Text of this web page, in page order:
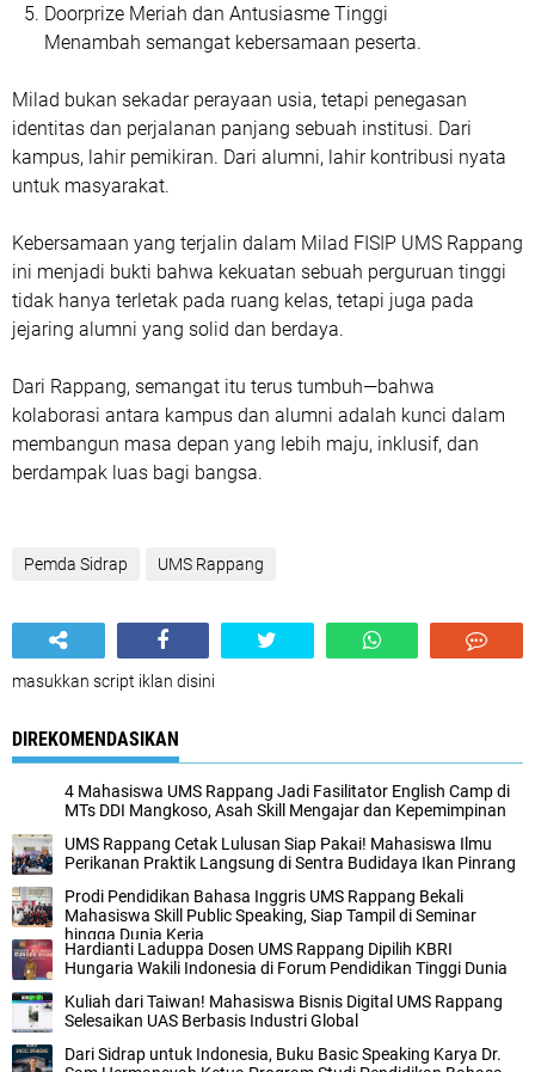
Doorprize Meriah dan Antusiasme Tinggi
Menambah semangat kebersamaan peserta.
Milad bukan sekadar perayaan usia, tetapi penegasan
identitas dan perjalanan panjang sebuah institusi. Dari
kampus, lahir pemikiran. Dari alumni, lahir kontribusi nyata
untuk masyarakat.
Kebersamaan yang terjalin dalam Milad FISIP UMS Rappang
ini menjadi bukti bahwa kekuatan sebuah perguruan tinggi
tidak hanya terletak pada ruang kelas, tetapi juga pada
jejaring alumni yang solid dan berdaya.
Dari Rappang, semangat itu terus tumbuh—bahwa
kolaborasi antara kampus dan alumni adalah kunci dalam
membangun masa depan yang lebih maju, inklusif, dan
berdampak luas bagi bangsa.
Pemda Sidrap UMS Rappang
masukkan script iklan disini
DIREKOMENDASIKAN
4 Mahasiswa UMS Rappang Jadi Fasilitator English Camp di
MTs DDI Mangkoso, Asah Skill Mengajar dan Kepemimpinan
UMS Rappang Cetak Lulusan Siap Pakai! Mahasiswa Ilmu
Perikanan Praktik Langsung di Sentra Budidaya Ikan Pinrang
Prodi Pendidikan Bahasa Inggris UMS Rappang Bekali
Mahasiswa Skill Public Speaking, Siap Tampil di Seminar
hingga Dunia Kerja
Hardianti Laduppa Dosen UMS Rappang Dipilih KBRI
Hungaria Wakili Indonesia di Forum Pendidikan Tinggi Dunia
Kuliah dari Taiwan! Mahasiswa Bisnis Digital UMS Rappang
Selesaikan UAS Berbasis Industri Global
Dari Sidrap untuk Indonesia, Buku Basic Speaking Karya Dr.